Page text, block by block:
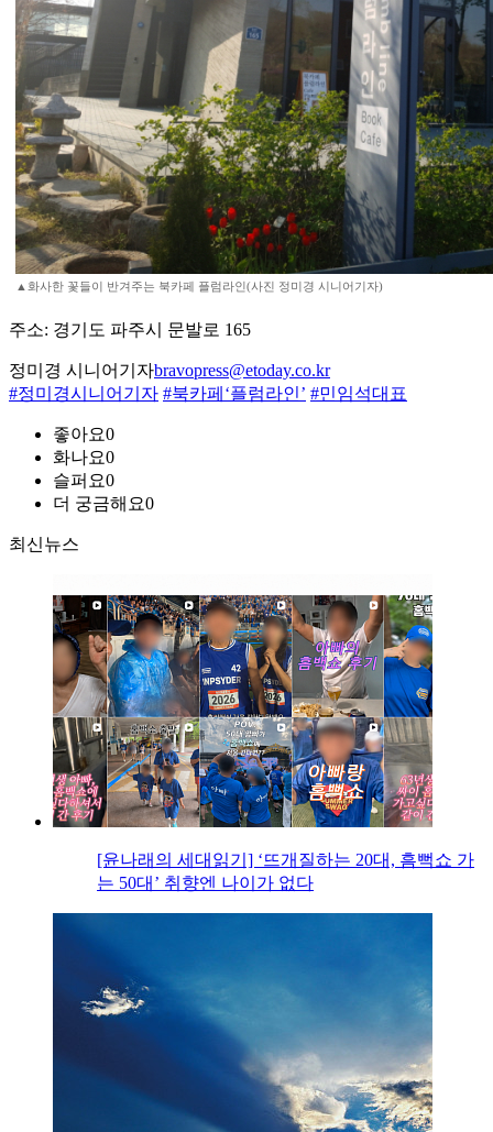
▲화사한 꽃들이 반겨주는 북카페 플럼라인(사진 정미경 시니어기자)
주소: 경기도 파주시 문발로 165
정미경 시니어기자bravopress@etoday.co.kr
#정미경시니어기자 #북카페‘플럼라인’ #민임석대표
좋아요0
화나요0
슬퍼요0
더 궁금해요0
최신뉴스
[윤나래의 세대읽기] ‘뜨개질하는 20대, 흠뻑쇼 가
는 50대’ 취향엔 나이가 없다